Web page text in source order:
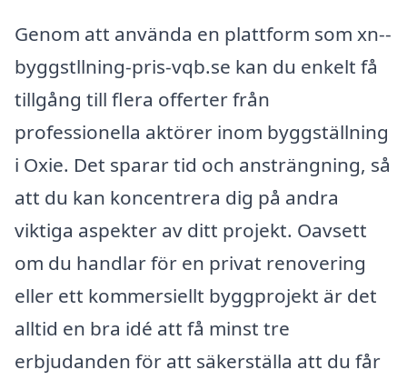
Genom att använda en plattform som xn--
byggstllning-pris-vqb.se kan du enkelt få
tillgång till flera offerter från
professionella aktörer inom byggställning
i Oxie. Det sparar tid och ansträngning, så
att du kan koncentrera dig på andra
viktiga aspekter av ditt projekt. Oavsett
om du handlar för en privat renovering
eller ett kommersiellt byggprojekt är det
alltid en bra idé att få minst tre
erbjudanden för att säkerställa att du får